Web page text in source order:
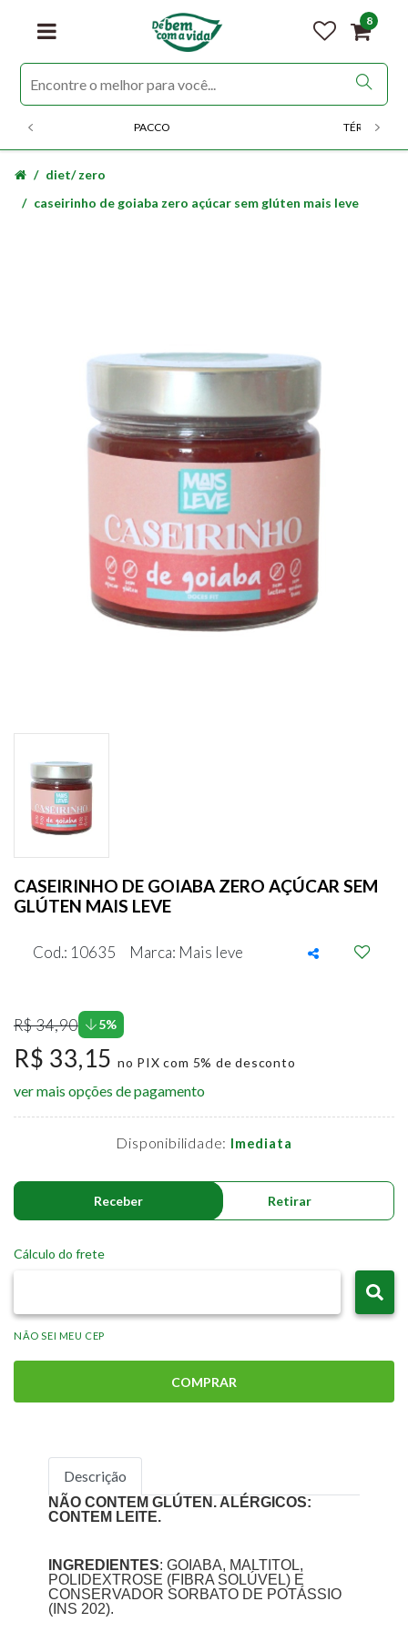
8
PACCO TÉRMICOS
diet/ zero
caseirinho de goiaba zero açúcar sem glúten mais leve
CASEIRINHO DE GOIABA ZERO AÇÚCAR SEM
GLÚTEN MAIS LEVE
Cod.: 10635 Marca: Mais leve
R$ 34,90 5%
R$ 33,15no PIX com 5% de desconto
ver mais opções de pagamento
Disponibilidade: Imediata
Receber Retirar
Cálculo do frete
NÃO SEI MEU CEP
COMPRAR
Descrição
NÃO CONTEM GLÚTEN. ALÉRGICOS:
CONTEM LEITE.
INGREDIENTES: GOIABA, MALTITOL,
POLIDEXTROSE (FIBRA SOLÚVEL) E
CONSERVADOR SORBATO DE POTÁSSIO
(INS 202).